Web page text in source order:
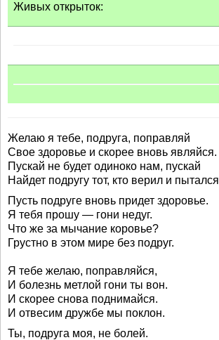
Живых открыток:
Желаю я тебе, подруга, поправляй
Свое здоровье и скорее вновь являйся.
Пускай не будет одиноко нам, пускай
Найдет подругу тот, кто верил и
Пусть подруге вновь придет здоровье.
Я тебя прошу — гони недуг.
Что же за мычание коровье?
Грустно в этом мире без подруг.
Я тебе желаю, поправляйся,
И болезнь метлой гони ты вон.
И скорее снова поднимайся.
И отвесим дружбе мы поклон.
Ты, подруга моя, не болей.